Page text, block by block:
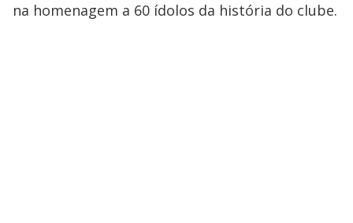
na homenagem a 60 ídolos da história do clube.